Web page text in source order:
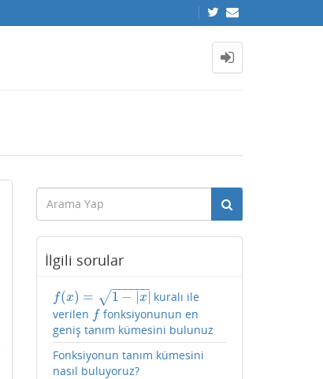
İlgili sorular
f(x) = 1 − |x
− −
−−−−
√
f(x)=1 −| |
kuralı ile
verilen f
f fonksiyonunun en
geniş tanım kümesini bulunuz
Fonksiyonun tanım kümesini
nasıl buluyoruz?